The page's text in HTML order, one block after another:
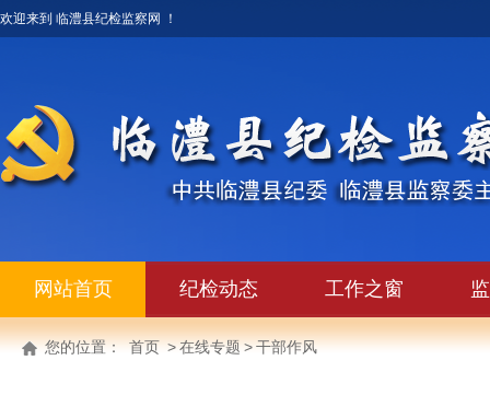
欢迎来到 临澧县纪检监察网 ！
网站首页 纪检动态 工作之窗
您的位置：首页>在线专题>干部作风